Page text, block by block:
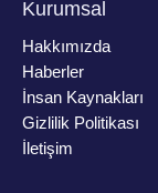
Kurumsal
Hakkımızda
Haberler
İnsan Kaynakları
Gizlilik Politikası
İletişim